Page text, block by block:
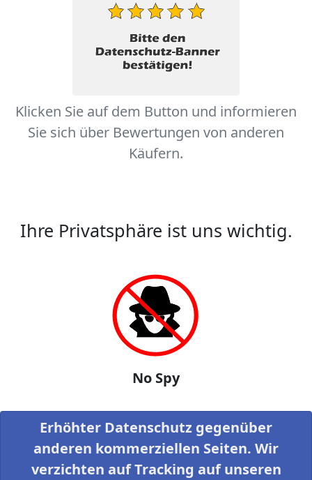
Klicken Sie auf dem Button und informieren
Sie sich über Bewertungen von anderen
Käufern.
Ihre Privatsphäre ist uns wichtig.
No Spy
Erhöhter Datenschutz gegenüber
anderen kommerziellen Seiten. Wir
verzichten auf Tracking auf unseren